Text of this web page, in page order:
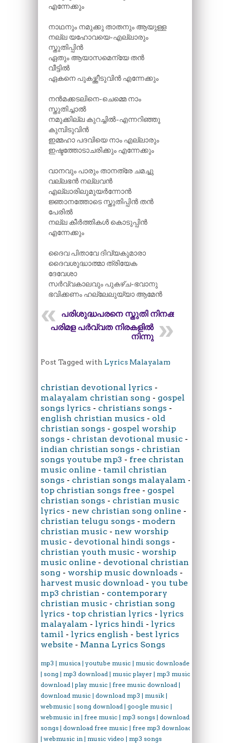
എന്നേക്കും
നാഥനും നമുക്കു താതനും ആയുള്ള
നല്ല യഹോവയെ-എല്ലാരും
സ്തുതിപ്പിൻ
ഏതും ആയാസമെന്യേ തൻ
വീട്ടിൽ
ഏകനെ പുകഴ്ത്തീടുവിൻ എന്നേക്കും
നൻമക്കടലിനെ-ചെമ്മെ നാം
സ്തുതിച്ചാൽ
നമുക്കില്ല കുറച്ചിൽ-എന്നറിഞ്ഞു
കുമ്പിടുവിൻ
ഇമ്മഹാ പദവിയെ നാം എല്ലാരും
ഇഷ്ടത്തോടാചരിക്കും എന്നേക്കും
വാനവും പാരും താനത്രേ ചമച്ചു
വല്ലഭൻ നല്ലവൻ
എല്ലാരിലുമുയർന്നോൻ
ജ്ഞാനത്തോടെ സ്തുതിപ്പിൻ തൻ
പേരിൽ
നല്ല കീർത്തികൾ കൊടുപ്പിൻ
എന്നേക്കും
ദൈവ പിതാവേ ദിവ്യകുമാരാ
ദൈവശുദ്ധാത്മാ ത്രിയേക
ദേവേശാ
സർവ്വകാലവും പുകഴ്ച-ഭവാനു
ഭവിക്കണം ഹല്ലേലുയ്യാ ആമേൻ
പരിശുദ്ധപരനെ സ്തുതി നിനക്ക്
പരിമള പർവ്വത നിരകളിൽ
നിന്നു
Post Tagged with Lyrics Malayalam
christian devotional lyrics -
malayalam christian song - gospel
songs lyrics - christians songs -
english christian musics - old
christian songs - gospel worship
songs - christan devotional music -
indian christian songs - christian
songs youtube mp3 - free christan
music online - tamil christian
songs - christian songs malayalam -
top christian songs free - gospel
christian songs - christian music
lyrics - new christian song online -
christian telugu songs - modern
christian music - new worship
music - devotional hindi songs -
christian youth music - worship
music online - devotional christian
song - worship music downloads -
harvest music download - you tube
mp3 christian - contemporary
christian music - christian song
lyrics - top christian lyrics - lyrics
malayalam - lyrics hindi - lyrics
tamil - lyrics english - best lyrics
website - Manna Lyrics Songs
mp3 | musica | youtube music | music downloader
| song | mp3 download | music player | mp3 music
download | play music | free music download |
download music | download mp3 | musik |
webmusic | song download | google music |
webmusic in | free music | mp3 songs | download
songs | download free music | free mp3 download
| webmusic in | music video | mp3 songs